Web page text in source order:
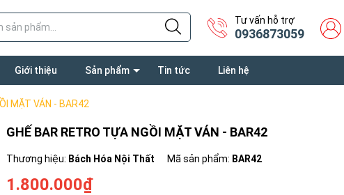
Tư vấn hỗ trợ
0936873059
Giới thiệu Sản phẩm Tin tức Liên hệ
MẶT VÁN - BAR42
GHẾ BAR RETRO TỰA NGỒI MẶT VÁN - BAR42
Thương hiệu: Bách Hóa Nội Thất Mã sản phẩm: BAR42
1.800.000₫